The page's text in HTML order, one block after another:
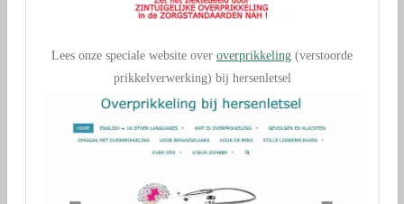
Lees onze speciale website over overprikkeling (verstoorde
prikkelverwerking) bij hersenletsel